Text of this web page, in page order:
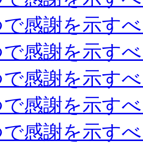
感謝を示す
感謝を示す
感謝を示す
感謝を示す
感謝を示す